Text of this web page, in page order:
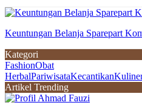
Keuntungan Belanja Sparepart
Kategori
FashionObat
HerbalPariwisataKecantikan
Artikel Trending